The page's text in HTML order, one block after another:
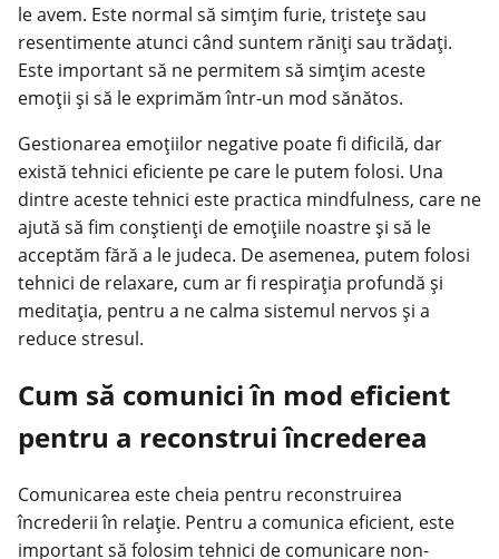
le avem. Este normal să simțim furie, tristețe sau
resentimente atunci când suntem răniți sau trădați.
Este important să ne permitem să simțim aceste
emoții și să le exprimăm într-un mod sănătos.
Gestionarea emoțiilor negative poate fi dificilă, dar
există tehnici eficiente pe care le putem folosi. Una
dintre aceste tehnici este practica mindfulness, care ne
ajută să fim conștienți de emoțiile noastre și să le
acceptăm fără a le judeca. De asemenea, putem folosi
tehnici de relaxare, cum ar fi respirația profundă și
meditația, pentru a ne calma sistemul nervos și a
reduce stresul.
Cum să comunici în mod eficient
pentru a reconstrui încrederea
Comunicarea este cheia pentru reconstruirea
încrederii în relație. Pentru a comunica eficient, este
important să folosim tehnici de comunicare non-